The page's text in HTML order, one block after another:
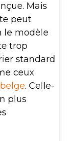
Mais
peut
le modèle
trop
standard
ceux
. Celle-
plus